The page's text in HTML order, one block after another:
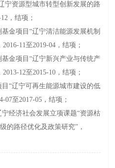
宁资源型城市转型创新发展的路
，结项；
金项目“辽宁清洁能源发展机制
11至2019-04，结项；
金项目“辽宁新兴产业与传统产
12至2015-10，结项；
“辽宁可再生能源城市建设的低
07至2017-05，结项；
经济社会发展立项课题“资源枯
的路径优化及政策研究”，